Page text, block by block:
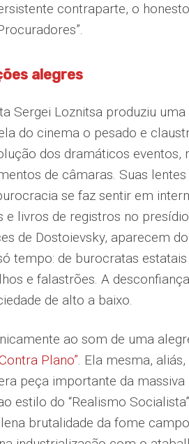
contraparte, o
alegres
Sergei Loznitsa produziu
do cinema o pesado e
dos dramáticos
de câmaras. Suas
se faz sentir em
livros de registros no
de Dostoievsky, aparecem
tempo: de burocratas
e falastrões. A
de alto a baixo.
ao som de uma
Plano”. Ela mesma,
peça importante da
estilo do “Realismo
brutalidade da fome